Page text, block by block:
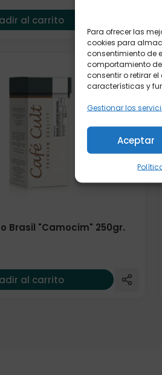
Para ofrecer las
cookies para
consentimiento de
comportamiento
consentir o retirar
características y
Gestionar los
Aceptar
al carrito
Brasil "Camocim" 250gr.
al carrito